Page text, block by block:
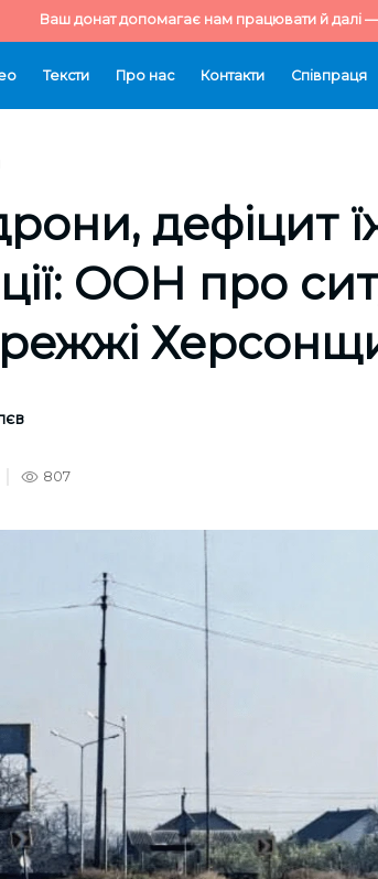
Ваш донат допомагає нам працювати й далі —
Тексти Про нас Контакти Cпівпраця
дефіцит
ООН про
807